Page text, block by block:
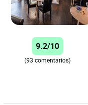
9.2/10
(93 comentarios)